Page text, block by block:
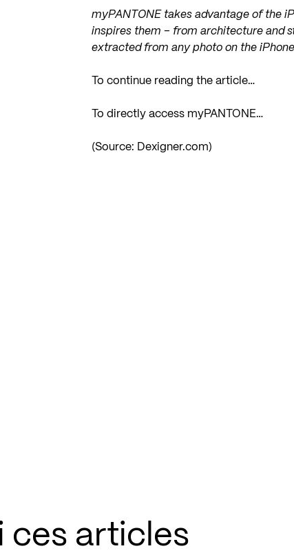
myPANTONE takes advantage of the
inspires them – from architecture and
extracted from any photo on the
To continue reading the article…
To directly access myPANTONE…
(Source: Dexigner.com)
ces articles